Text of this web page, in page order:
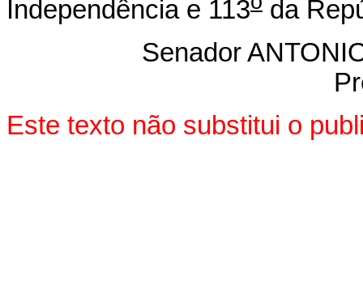
Independência e 113
da
Senador
Este texto não substitui o